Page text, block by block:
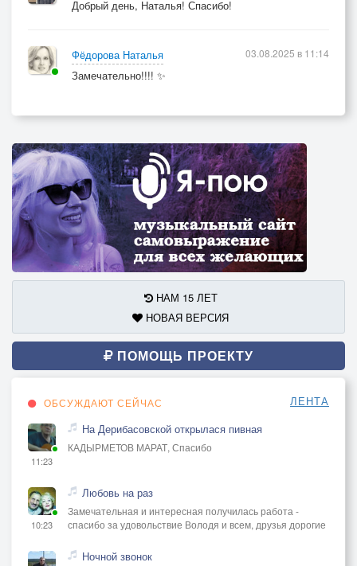
Добрый день, Наталья! Спасибо!
Фёдорова Наталья
Замечательно!!!! ✨
03.08.2025 в 11:14
НАМ 15 ЛЕТ
НОВАЯ ВЕРСИЯ
ПОМОЩЬ ПРОЕКТУ
ОБСУЖДАЮТ СЕЙЧАС ЛЕНТА
11:23
На Дерибасовской открылася пивная
КАДЫРМЕТОВ МАРАТ, Спасибо
10:23
Любовь на раз
Замечательная и интересная получилась работа -
спасибо за удовольствие Володя и всем, друзья дорогие
Ночной звонок